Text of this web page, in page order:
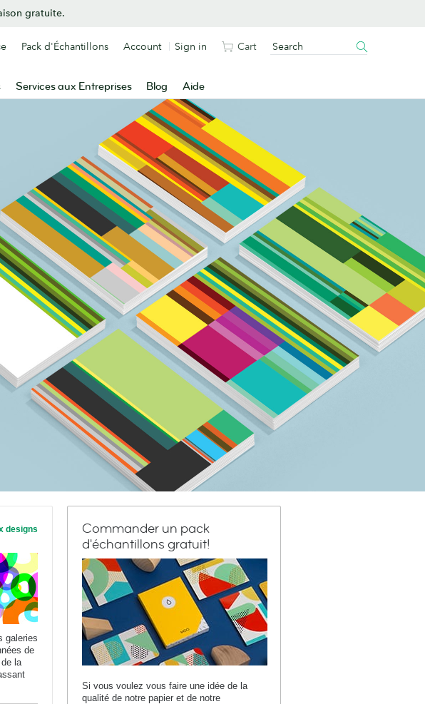
gratuite.
Services aux Entreprises Blog Aide
Pack d'Échantillons Account Sign in Cart
designs
galeries
de
la
Commander un pack
d'échantillons gratuit!
Si vous voulez vous faire une idée de la
qualité de notre papier et de notre